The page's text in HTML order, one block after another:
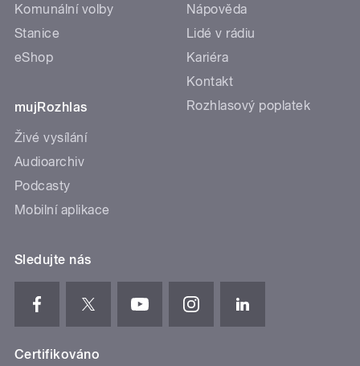
Komunální volby
Stanice
eShop
mujRozhlas
Živé vysílání
Audioarchiv
Podcasty
Mobilní aplikace
Nápověda
Lidé v rádiu
Kariéra
Kontakt
Rozhlasový poplatek
Sledujte nás
Certifikováno